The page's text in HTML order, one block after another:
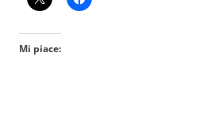
Mi piace: